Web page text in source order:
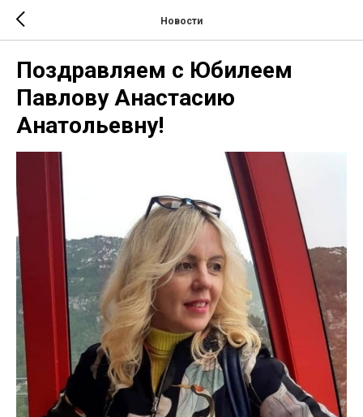
Новости
Поздравляем с Юбилеем
Павлову Анастасию
Анатольевну!